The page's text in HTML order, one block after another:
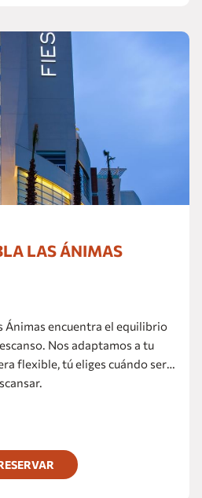
LAS ÁNIMAS
Ánimas encuentra el equilibrio
Nos adaptamos a tu
flexible, tú eliges cuándo ser